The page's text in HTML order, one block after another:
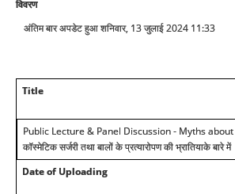
विवरण
अंतिम बार अपडेट हुआ शनिवार, 13 जुलाई 2024 11:33
Title
Public Lecture & Panel Discussion - Myths about
कॉस्मेटिक सर्जरी तथा बालों के प्रत्यारोपण की भ्रातियाके बारे में
Date of Uploading